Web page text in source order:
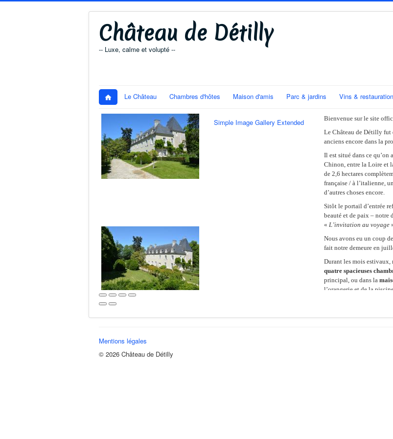
Château de Détilly
-- Luxe, calme et volupté --
Le Château Chambres d'hôtes Maison d'amis Parc & jardins Vins & restauration
Simple Image Gallery Extended
Bienvenue sur le site
Le Château de Détilly fut
anciens encore dans la
Il est situé dans ce qu’on
Chinon, entre la Loire et
de 2,6 hectares
française / à l’italienne,
d’autres choses encore.
Sitôt le portail d’entrée
beauté et de paix – notre
« L’invitation au voyage
Nous avons eu un coup
fait notre demeure en
Durant les mois estivaux,
quatre spacieuses
principal, ou dans la
l’orangerie et de la
Mentions légales
© 2026 Château de Détilly